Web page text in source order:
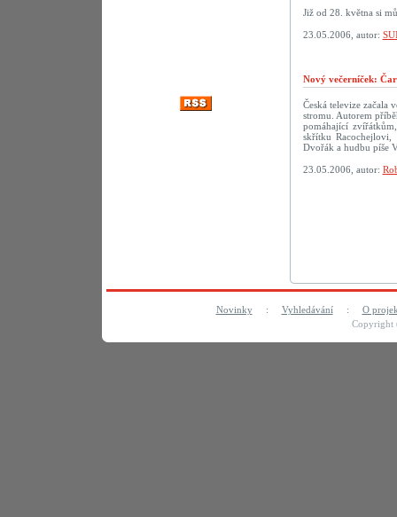
Již od 28. května si
23.05.2006, autor:
Nový večerníček:
Česká televize začala
stromu. Autorem
pomáhající
skřítku
Dvořák a hudbu píše
23.05.2006, autor:
Novinky: Vyhledávání: O
Copyright